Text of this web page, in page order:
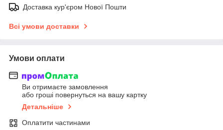
Доставка кур'єром Нової Пошти
Всі умови доставки
Умови оплати
Ви отримаєте замовлення
або гроші повернуться на вашу картку
Детальніше
Оплатити частинами